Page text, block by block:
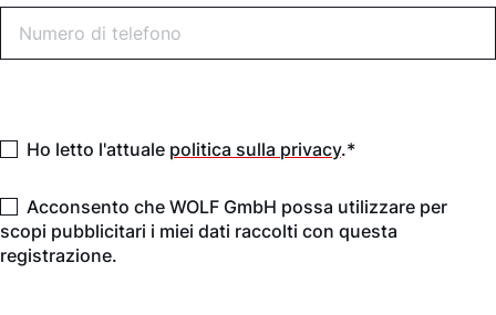
Ho letto l'attuale politica sulla privacy.*
Acconsento che WOLF GmbH possa utilizzare per
scopi pubblicitari i miei dati raccolti con questa
registrazione.